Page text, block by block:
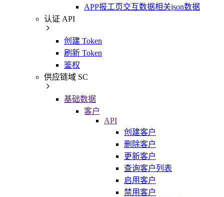
APP报工页交互数据相关json数据
认证 API
创建 Token
刷新 Token
鉴权
供应链域 SC
基础数据
客户
API
创建客户
删除客户
更新客户
查询客户列表
启用客户
禁用客户